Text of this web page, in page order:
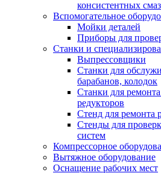
консистентных
Вспомогательное
Мойки деталей
Приборы для
Станки и
Выпрессовщики
Станки для
барабанов, колодок
Станки для
редукторов
Стенд для ремонта
Стенды для
систем
Компрессорное
Вытяжное оборудование
Оснащение рабочих мест